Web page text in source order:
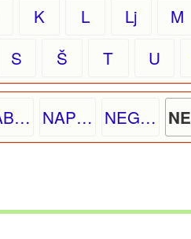
K L Lj M
S Š T U
NAP… NEG…